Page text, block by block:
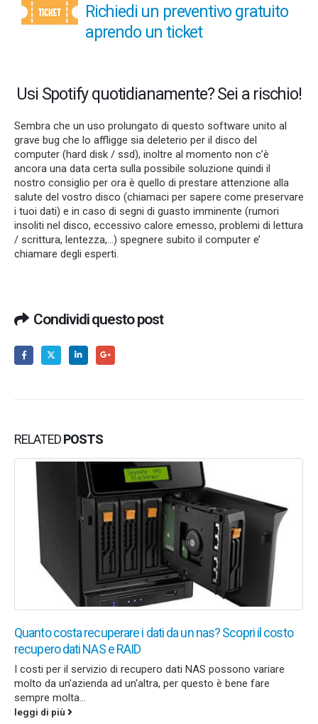
Richiedi un preventivo gratuito
aprendo un ticket
Usi Spotify quotidianamente? Sei a rischio!
Sembra che un uso prolungato di questo software unito al
grave bug che lo affligge sia deleterio per il disco del
computer (hard disk / ssd), inoltre al momento non c’è
ancora una data certa sulla possibile soluzione quindi il
nostro consiglio per ora è quello di prestare attenzione alla
salute del vostro disco (chiamaci per sapere come preservare
i tuoi dati) e in caso di segni di guasto imminente (rumori
insoliti nel disco, eccessivo calore emesso, problemi di lettura
/ scrittura, lentezza,…) spegnere subito il computer e’
chiamare degli esperti.
Condividi questo post
RELATEDPOSTS
Quanto costa recuperare i dati da un nas? Scopri il costo
recupero dati NAS e RAID
I costi per il servizio di recupero dati NAS possono variare
molto da un'azienda ad un'altra, per questo è bene fare
sempre molta...
leggi di più